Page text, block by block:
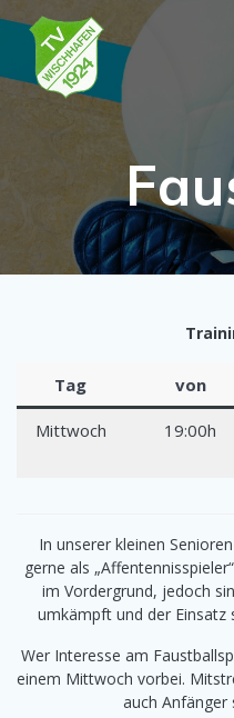
Tag von
Mittwoch 19:00h
In unserer kleinen
gerne als
im Vordergrund, jedoch
umkämpft und der Einsatz
Wer Interesse am
einem Mittwoch vorbei.
auch Anfänger